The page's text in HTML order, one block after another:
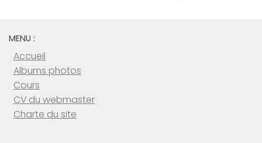
MENU :
Accueil
Albums photos
Cours
CV du webmaster
Charte du site